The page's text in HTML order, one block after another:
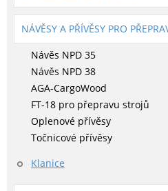
NÁVĚSY A PŘÍVĚSY PRO
Návěs NPD 35
Návěs NPD 38
AGA-CargoWood
FT-18 pro přepravu strojů
Oplenové přívěsy
Točnicové přívěsy
Klanice